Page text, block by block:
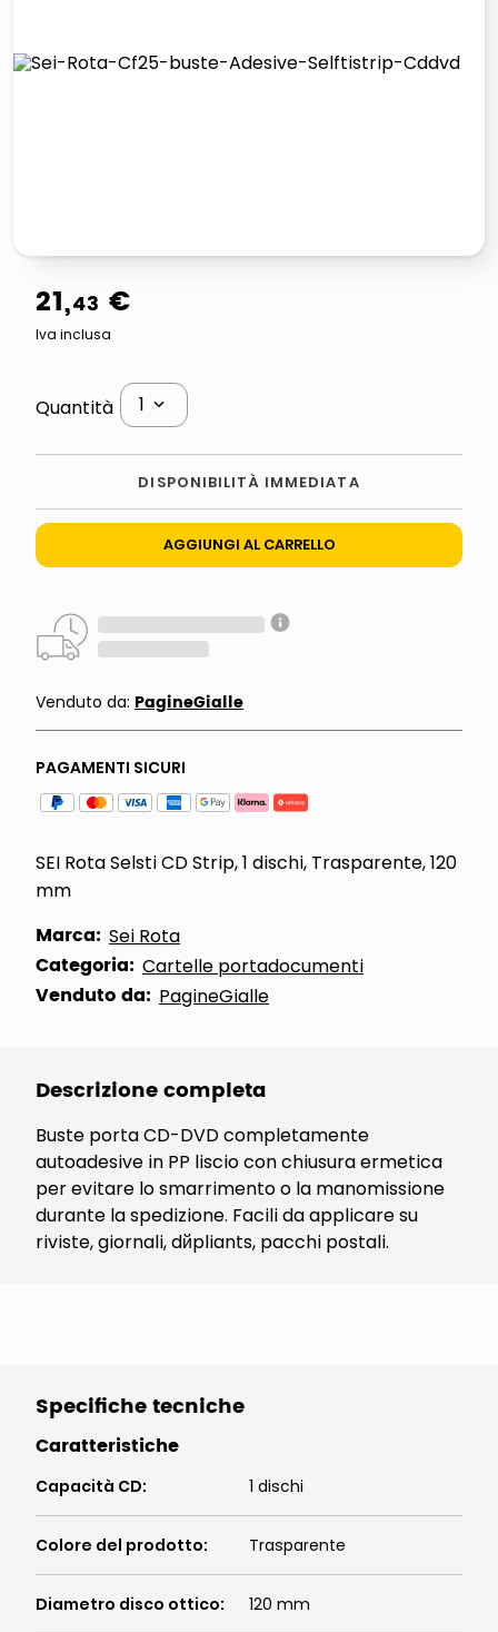
21,43 €
Iva inclusa
Quantità 1
DISPONIBILITÀ IMMEDIATA
AGGIUNGI AL CARRELLO
Venduto da: PagineGialle
PAGAMENTI SICURI
SEI Rota Selsti CD Strip, 1 dischi, Trasparente, 120
mm
Marca: Sei Rota
Categoria: Cartelle portadocumenti
Venduto da: PagineGialle
Descrizione completa
Buste porta CD-DVD completamente
autoadesive in PP liscio con chiusura ermetica
per evitare lo smarrimento o la manomissione
durante la spedizione. Facili da applicare su
riviste, giornali, dйpliants, pacchi postali.
Specifiche tecniche
Caratteristiche
Capacità CD: 1 dischi
Colore del prodotto: Trasparente
Diametro disco ottico: 120 mm